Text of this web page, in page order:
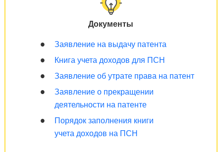
Документы
Заявление на выдачу патента
Книга учета доходов для ПСН
Заявление об утрате права на патент
Заявление о прекращении
деятельности на патенте
Порядок заполнения книги
учета доходов на ПСН